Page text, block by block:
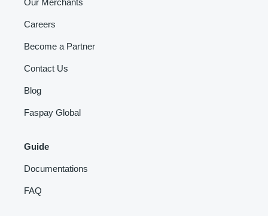
Careers
Become a Partner
Contact Us
Blog
Faspay Global
Guide
Documentations
FAQ